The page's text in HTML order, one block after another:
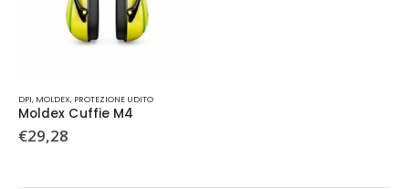
DPI, MOLDEX, PROTEZIONE UDITO
Moldex Cuffie M4
€29,28